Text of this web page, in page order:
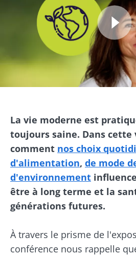
La vie moderne est
toujours saine. Dans cette
comment nos choix
d'alimentation, de mode
d'environnement
être à long terme et la
générations futures.
À travers le prisme de
conférence nous rappelle